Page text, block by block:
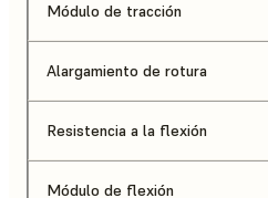
Módulo de tracción
Alargamiento de rotura
Resistencia a la flexión
Módulo de flexión